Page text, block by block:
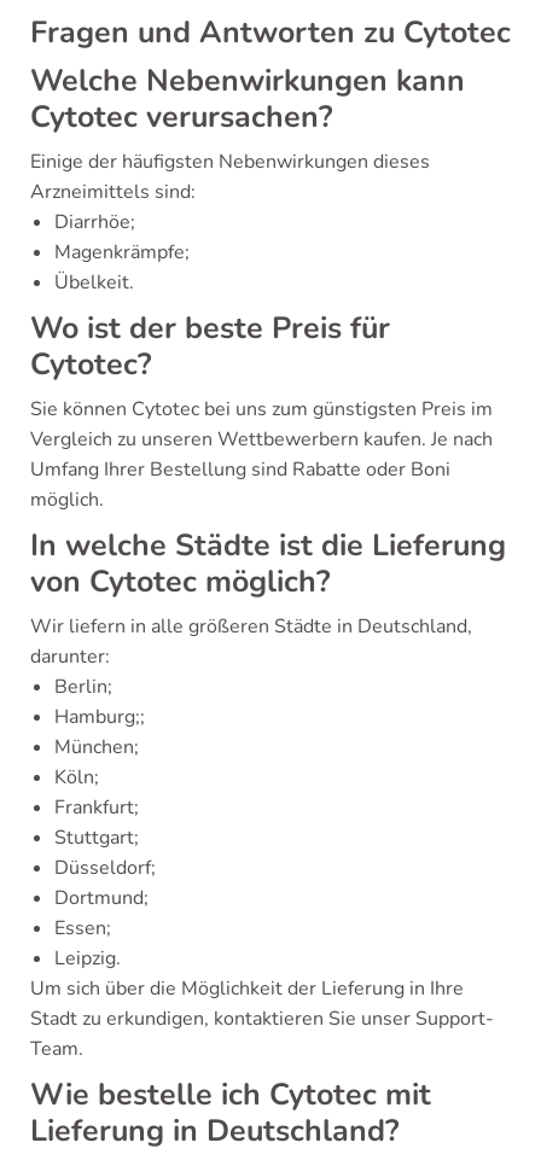
Fragen und Antworten zu Cytotec
Welche Nebenwirkungen kann
Cytotec verursachen?
Einige der häufigsten Nebenwirkungen dieses
Arzneimittels sind:
Diarrhöe;
Magenkrämpfe;
Übelkeit.
Wo ist der beste Preis für
Cytotec?
Sie können Cytotec bei uns zum günstigsten Preis im
Vergleich zu unseren Wettbewerbern kaufen. Je nach
Umfang Ihrer Bestellung sind Rabatte oder Boni
möglich.
In welche Städte ist die Lieferung
von Cytotec möglich?
Wir liefern in alle größeren Städte in Deutschland,
darunter:
Berlin;
Hamburg;;
München;
Köln;
Frankfurt;
Stuttgart;
Düsseldorf;
Dortmund;
Essen;
Leipzig.
Um sich über die Möglichkeit der Lieferung in Ihre
Stadt zu erkundigen, kontaktieren Sie unser Support-
Team.
Wie bestelle ich Cytotec mit
Lieferung in Deutschland?